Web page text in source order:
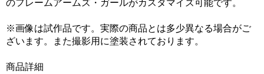
のフレームアームズ・ガールがカスタマイズ可能です。
※画像は試作品です。実際の商品とは多少異なる場合がご
ざいます。また撮影用に塗装されております。
商品詳細